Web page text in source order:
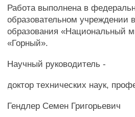
Работа выполнена в
образовательном учреждении
образования «Национальный
«Горный».
Научный руководитель -
доктор технических наук,
Гендлер Семен Григорьевич